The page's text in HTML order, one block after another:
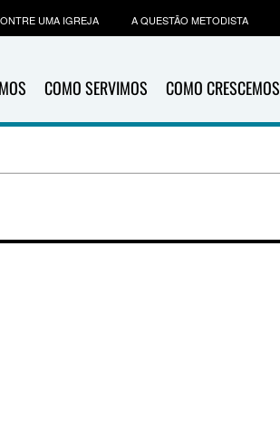
COMO SERVIMOS COMO CRESCEMOS
UMA IGREJA A QUESTÃO METODISTA